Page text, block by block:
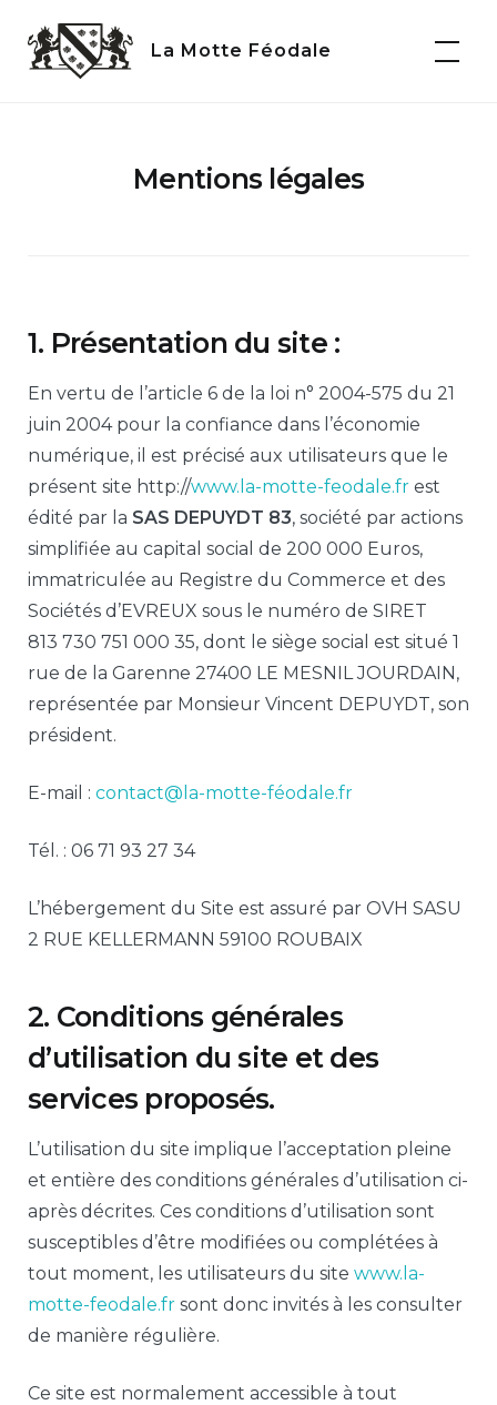
content
La Motte Féodale
Mentions légales
1. Présentation du site :
En vertu de l’article 6 de la loi n° 2004-575 du 21
juin 2004 pour la confiance dans l’économie
numérique, il est précisé aux utilisateurs que le
présent site http://www.la-motte-feodale.fr est
édité par la SAS DEPUYDT 83, société par actions
simplifiée au capital social de 200 000 Euros,
immatriculée au Registre du Commerce et des
Sociétés d’EVREUX sous le numéro de SIRET
813 730 751 000 35, dont le siège social est situé 1
rue de la Garenne 27400 LE MESNIL JOURDAIN,
représentée par Monsieur Vincent DEPUYDT, son
président.
E-mail : contact@la-motte-féodale.fr
Tél. : 06 71 93 27 34
L’hébergement du Site est assuré par OVH SASU
2 RUE KELLERMANN 59100 ROUBAIX
2. Conditions générales
d’utilisation du site et des
services proposés.
L’utilisation du site implique l’acceptation pleine
et entière des conditions générales d’utilisation ci-
après décrites. Ces conditions d’utilisation sont
susceptibles d’être modifiées ou complétées à
tout moment, les utilisateurs du site www.la-
motte-feodale.fr sont donc invités à les consulter
de manière régulière.
Ce site est normalement accessible à tout